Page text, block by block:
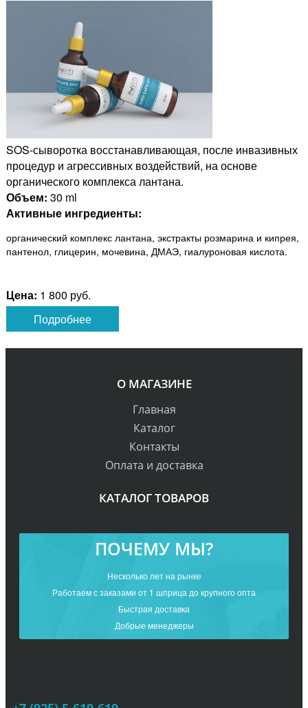
SOS-сыворотка восстанавливающая, после инвазивных
процедур и агрессивных воздействий, на основе
органического комплекса лантана.
Объем: 30 ml
Активные ингредиенты:
органический комплекс лантана, экстракты розмарина и кипрея,
пантенол, глицерин, мочевина, ДМАЭ, гиалуроновая кислота.
Цена: 1 800 руб.
Подробнее
О МАГАЗИНЕ
Главная
Каталог
Контакты
Оплата и доставка
КАТАЛОГ ТОВАРОВ
ПОЧЕМУ МЫ?
Несколько лет на рынке
Работаем с заказами от 1 шприца до крупного опта
Быстрая доставка
Добрые менеджеры